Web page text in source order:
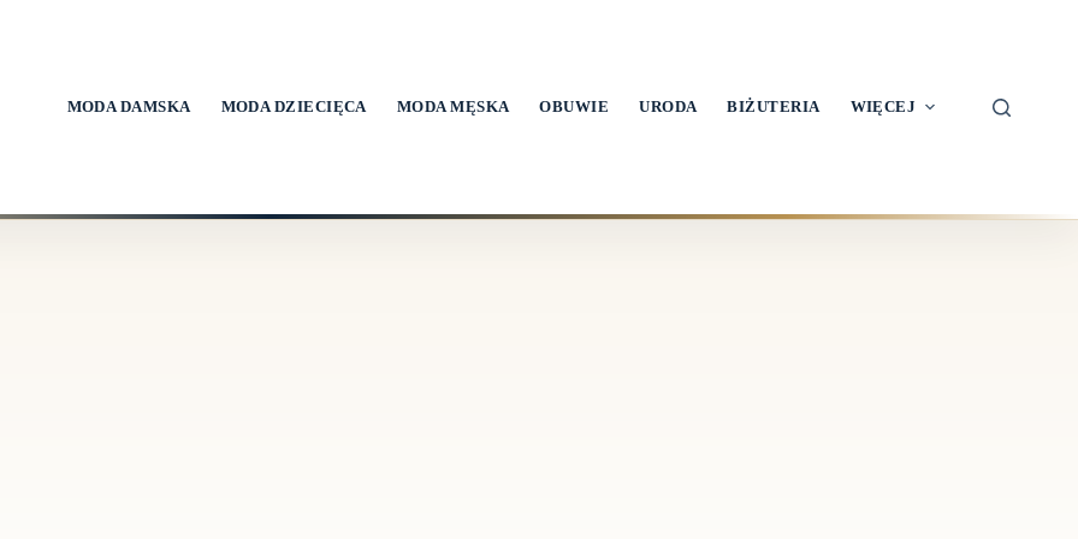
MODA DAMSKA MODA DZIECIĘCA MODA MĘSKA OBUWIE URODA BIŻUTERIA WIĘCEJ